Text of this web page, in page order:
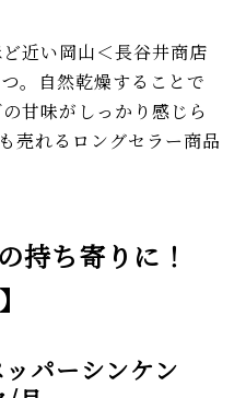
近い岡山＜長谷井商店
。自然乾燥することで
甘味がしっかり感じら
売れるロングセラー商品
持ち寄りに！
パーシンケン